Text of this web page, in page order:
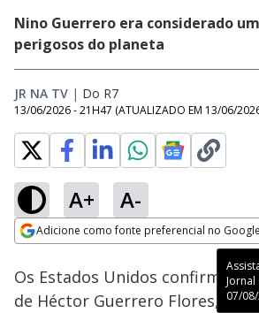
Nino Guerrero era considerado
perigosos do planeta
JR NA TV | Do R7
13/06/2026 - 21H47 (ATUALIZADO EM 13/06/
A+ A-
Adicione como fonte preferencial no Google
07/
Ativar
74.69%
Os Estados Unidos confirmaram
de Héctor Guerrero Flores,